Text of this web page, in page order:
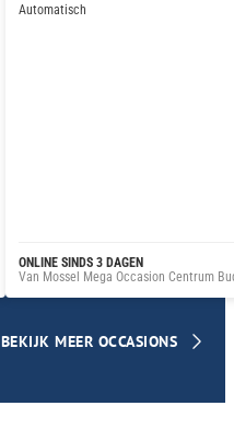
Automatisch
ONLINE SINDS 3 DAGEN
Van Mossel Mega Occasion Centrum
BEKIJK MEER OCCASIONS